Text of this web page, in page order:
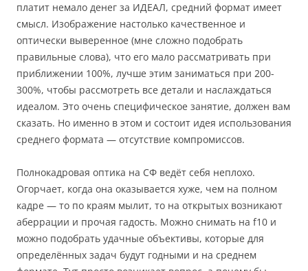
платит немало денег за ИДЕАЛ, средний формат имеет
смысл. Изображение настолько качественное и
оптически выверенное (мне сложно подобрать
правильные слова), что его мало рассматривать при
приближении 100%, лучше этим заниматься при 200-
300%, чтобы рассмотреть все детали и наслаждаться
идеалом. Это очень специфическое занятие, должен вам
сказать. Но именно в этом и состоит идея использования
среднего формата — отсутствие компромиссов.
Полнокадровая оптика на СФ ведёт себя неплохо.
Огорчает, когда она оказывается хуже, чем на полном
кадре — то по краям мылит, то на открытых возникают
аберрации и прочая гадость. Можно снимать на f10 и
можно подобрать удачные объективы, которые для
определённых задач будут годными и на среднем